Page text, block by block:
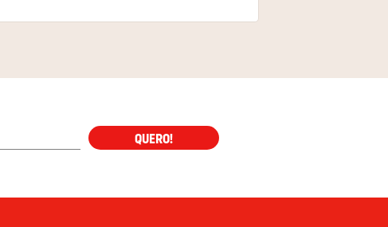
QUERO!